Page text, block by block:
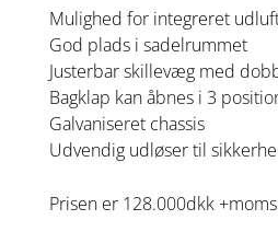
Mulighed for integreret
God plads i sadelrummet
Justerbar skillevæg med
Bagklap kan åbnes i 3
Galvaniseret chassis
Udvendig udløser til
Prisen er 128.000dkk